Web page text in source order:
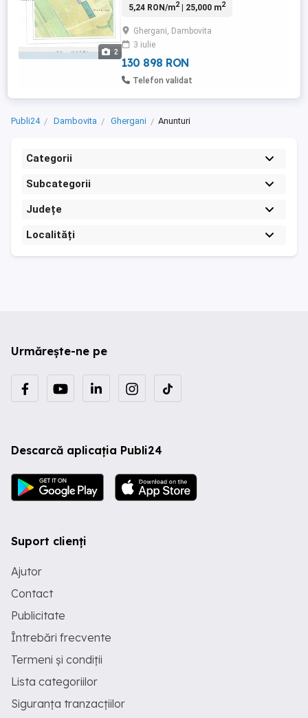
2
178m ...
5,24 RON/m2| 25,000 m2
Ghergani, Dambovita
3 iulie
130 898 RON
Telefon validat
Publi24 Dambovita Ghergani Anunturi
Categorii
Subcategorii
Județe
Localități
Urmărește-ne pe
Descarcă aplicația Publi24
Suport clienți
Ajutor
Contact
Publicitate
Întrebări frecvente
Termeni și condiții
Lista categoriilor
Siguranța tranzacțiilor